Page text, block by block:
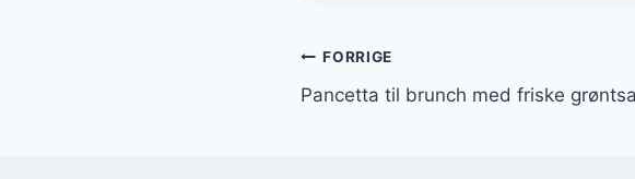
Indlægsnavigation
FORRIGE
Pancetta til brunch med friske